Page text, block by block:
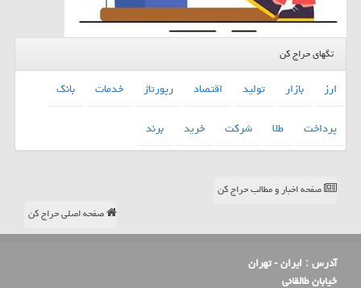
تگهای حراج کن
ارز بازار تولید اقتصاد رپورتاژ خدمات
بانك
پرداخت
طلا شركت خرید برند
صفحه اخبار و مطالب حراج کن
صفحه اصلی حراج کن
آدرس : ایران - تهران
خیابان طالقانی